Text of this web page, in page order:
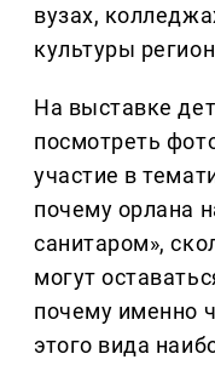
вузах,
культуры
На выставке
посмотреть
участие в
почему орлана
санитаром»,
могут
почему именно
этого вида